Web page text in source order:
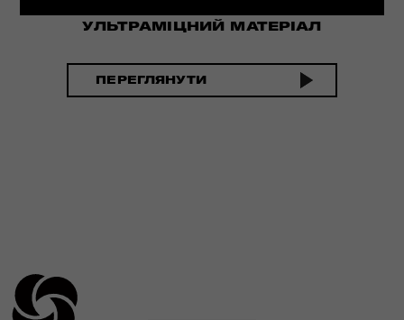
УЛЬТРАМІЦНИЙ МАТЕРІАЛ
ПЕРЕГЛЯНУТИ